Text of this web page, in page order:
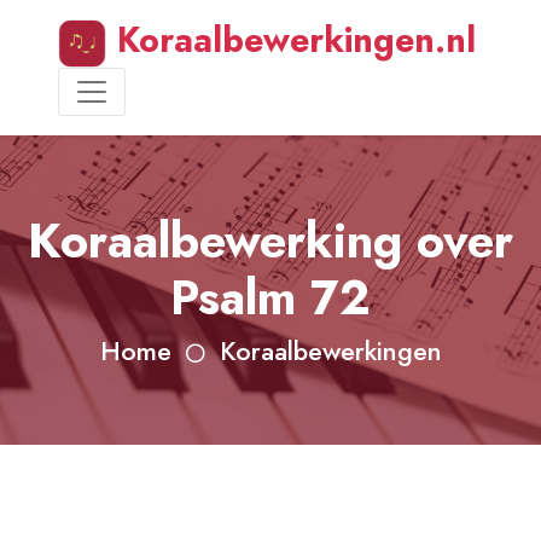
Koraalbewerkingen.nl
Koraalbewerking over
Psalm 72
Home Koraalbewerkingen